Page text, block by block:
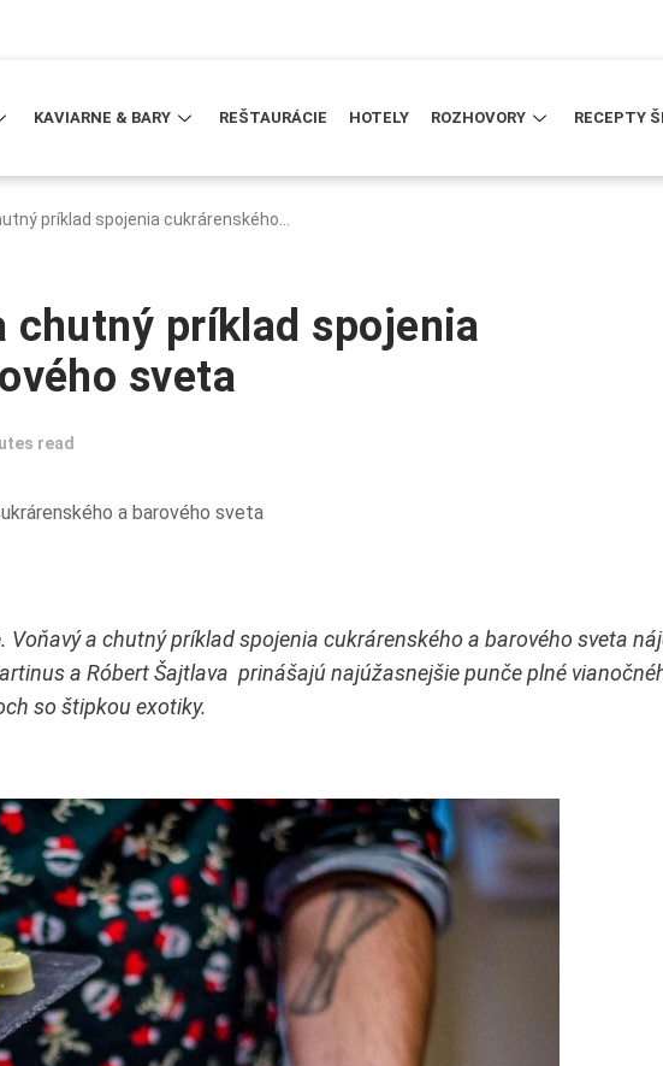
KAVIARNE & BARY REŠTAURÁCIE HOTELY ROZHOVORY RECEPTY
príklad spojenia cukrárenského…
chutný príklad spojenia
sveta
read
a chutný príklad spojenia cukrárenského a barového sveta
a Róbert Šajtlava prinášajú najúžasnejšie punče plné
so štipkou exotiky.